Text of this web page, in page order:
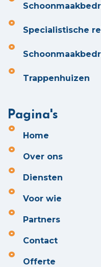
Specialistische
Trappenhuizen
Pagina's
Home
Over ons
Diensten
Voor wie
Partners
Contact
Offerte